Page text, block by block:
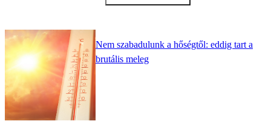
Nem szabadulunk a hőségtől: eddig tart a
brutális meleg